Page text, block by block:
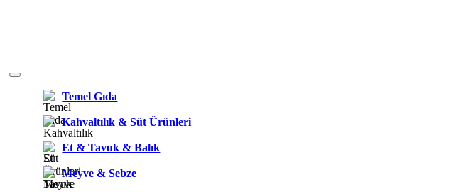
Temel Gıda
Kahvaltılık & Süt Ürünleri
Et & Tavuk & Balık
Meyve & Sebze